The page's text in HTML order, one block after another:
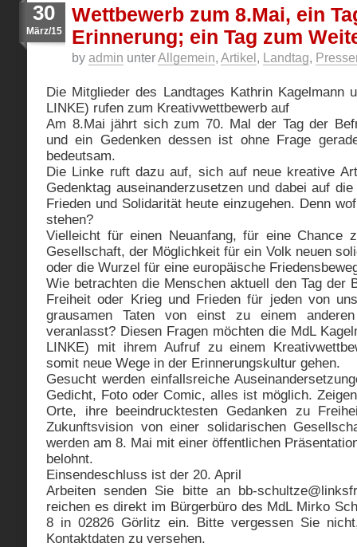
30
März/15
Wettbewerb zum 8.Mai, ein
Erinnerung; ein Tag zum
by admin unterAllgemein, Artikel , Landtag,
Die Mitglieder des Landtages Kathrin Kagelmann
LINKE) rufen zum Kreativwettbewerb auf
Am 8.Mai jährt sich zum 70. Mal der Tag der
und ein Gedenken dessen ist ohne Frage
bedeutsam.
Die Linke ruft dazu auf, sich auf neue kreative
Gedenktag auseinanderzusetzen und dabei auf
Frieden und Solidarität heute einzugehen. Denn
stehen?
Vielleicht für einen Neuanfang, für eine Chance
Gesellschaft, der Möglichkeit für ein Volk neuen
oder die Wurzel für eine europäische
Wie betrachten die Menschen aktuell den Tag der
Freiheit oder Krieg und Frieden für jeden von
grausamen Taten von einst zu einem
veranlasst? Diesen Fragen möchten die MdL
LINKE) mit ihrem Aufruf zu einem
somit neue Wege in der Erinnerungskultur gehen.
Gesucht werden einfallsreiche
Gedicht, Foto oder Comic, alles ist möglich.
Orte, ihre beeindrucktesten Gedanken zu
Zukunftsvision von einer solidarischen
werden am 8. Mai mit einer öffentlichen
belohnt.
Einsendeschluss ist der 20. April
Arbeiten senden Sie bitte an bb-
reichen es direkt im Bürgerbüro des MdL Mirko
8 in 02826 Görlitz ein. Bitte vergessen Sie
Kontaktdaten zu versehen.